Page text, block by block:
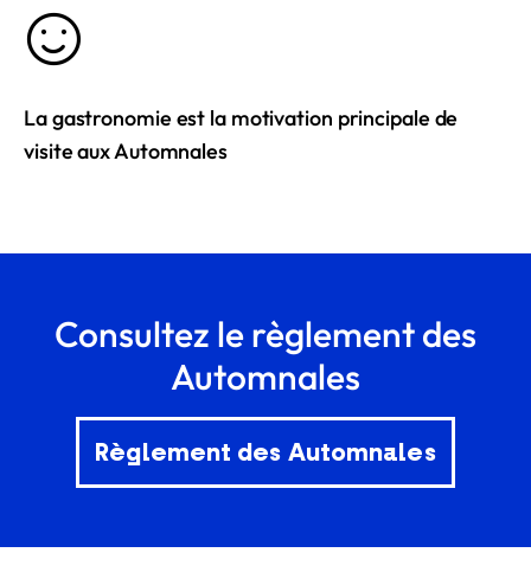
La gastronomie est la motivation principale de
visite aux Automnales
Consultez le règlement des
Automnales
Règlement des Automnales